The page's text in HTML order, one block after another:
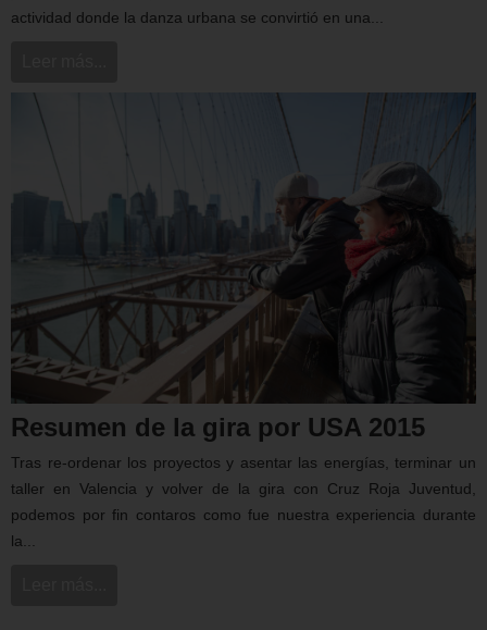
actividad donde la danza urbana se convirtió en una...
Resumen de la gira por USA 2015
Tras re-ordenar los proyectos y asentar las energías, terminar un
taller en Valencia y volver de la gira con Cruz Roja Juventud,
podemos por fin contaros como fue nuestra experiencia durante
la...